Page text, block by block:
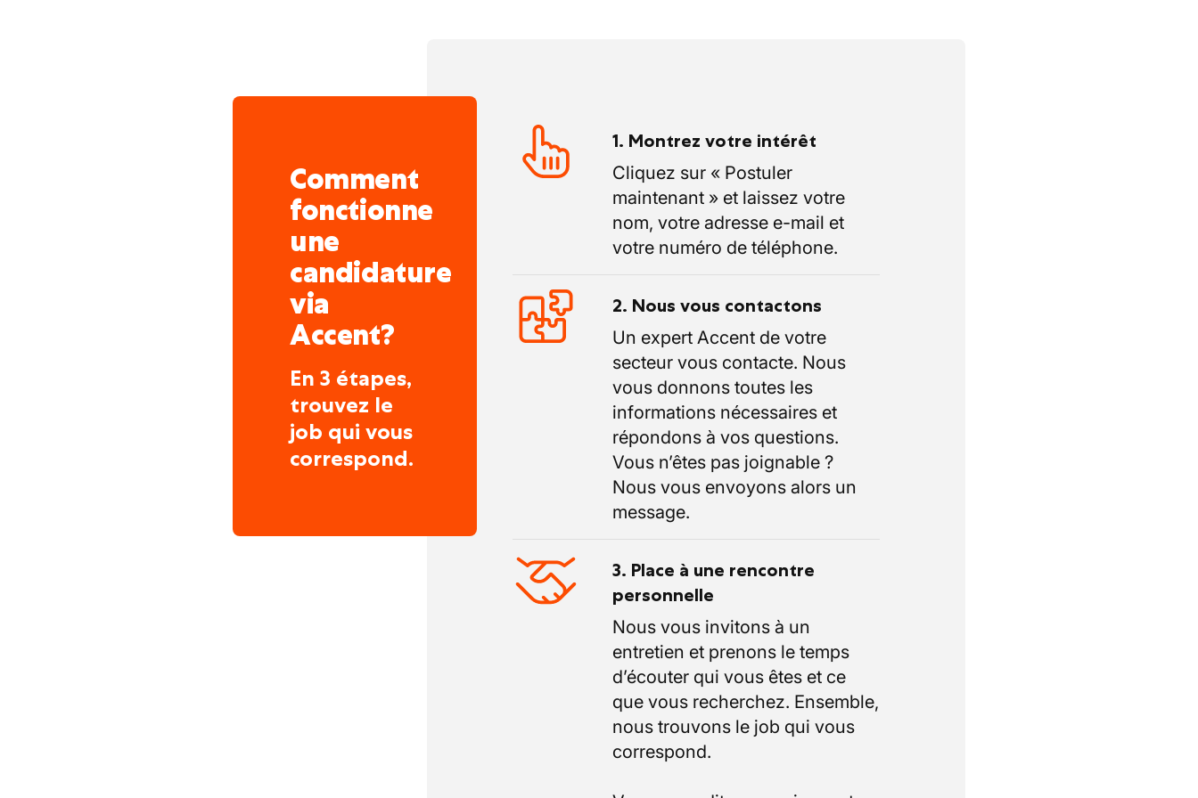
Comment
fonctionne
une
candidature
via
Accent?
En 3 étapes,
trouvez le
job qui vous
correspond.
1. Montrez votre intérêt
Cliquez sur « Postuler
maintenant » et laissez votre
nom, votre adresse e-mail et
votre numéro de téléphone.
2. Nous vous contactons
Un expert Accent de votre
secteur vous contacte. Nous
vous donnons toutes les
informations nécessaires et
répondons à vos questions.
Vous n’êtes pas joignable ?
Nous vous envoyons alors un
message.
3. Place à une rencontre
personnelle
Nous vous invitons à un
entretien et prenons le temps
d’écouter qui vous êtes et ce
que vous recherchez. Ensemble,
nous trouvons le job qui vous
correspond.